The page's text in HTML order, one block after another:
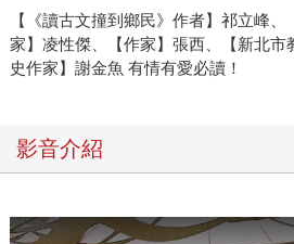
與思考力。我們掩卷重思屈原寂寞的
介特立的性格，是否會有心疼與難
難過關關過的，一個完美的人卻受困
彰顯自己的愛國情操嗎？透過四角
的價值與受挫力的重要。屈原的生命
苦難，再堅強的人，也會陷入自我的
【《讀古文撞到鄉民》作者】祁立峰
家】凌性傑、【作家】張西、【新北市
史作家】謝金魚 有情有愛必讀！
影音介紹